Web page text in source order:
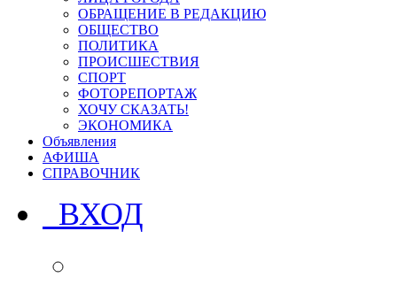
ОБРАЩЕНИЕ В РЕДАКЦИЮ
ОБЩЕСТВО
ПОЛИТИКА
ПРОИСШЕСТВИЯ
СПОРТ
ФОТОРЕПОРТАЖ
ХОЧУ СКАЗАТЬ!
ЭКОНОМИКА
Объявления
АФИША
СПРАВОЧНИК
ВХОД